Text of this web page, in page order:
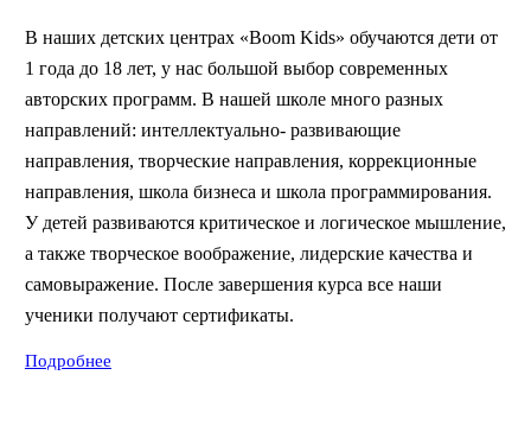
В наших детских центрах «Boom Kids» обучаются дети от
1 года до 18 лет, у нас большой выбор современных
авторских программ. В нашей школе много разных
направлений: интеллектуально- развивающие
направления, творческие направления, коррекционные
направления, школа бизнеса и школа программирования.
У детей развиваются критическое и логическое мышление,
а также творческое воображение, лидерские качества и
самовыражение. После завершения курса все наши
ученики получают сертификаты.
Подробнее